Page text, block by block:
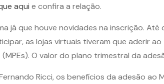
aqui e confira a relação.
já que houve novidades na inscrição. Até
as lojas virtuais tiveram que aderir ao
O valor do plano trimestral da
Ricci, os benefícios da adesão ao